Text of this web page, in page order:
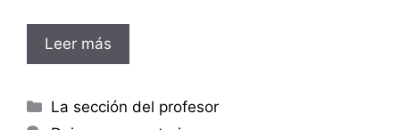
Leer más
Categorías
La sección del profesor